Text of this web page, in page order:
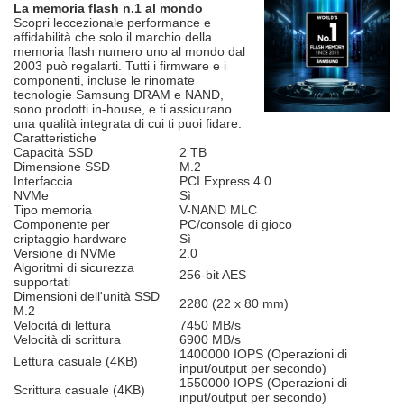
La memoria flash n.1 al mondo
Scopri leccezionale performance e
affidabilità che solo il marchio della
memoria flash numero uno al mondo dal
2003 può regalarti. Tutti i firmware e i
componenti, incluse le rinomate
tecnologie Samsung DRAM e NAND,
sono prodotti in-house, e ti assicurano
una qualità integrata di cui ti puoi fidare.
Caratteristiche
Capacità SSD
2 TB
Dimensione SSD
M.2
Interfaccia
PCI Express 4.0
NVMe
Sì
Tipo memoria
V-NAND MLC
Componente per
PC/console di gioco
criptaggio hardware
Sì
Versione di NVMe
2.0
Algoritmi di sicurezza
supportati
256-bit AES
Dimensioni dell'unità SSD
M.2
2280 (22 x 80 mm)
Velocità di lettura
7450 MB/s
Velocità di scrittura
6900 MB/s
Lettura casuale (4KB)
1400000 IOPS (Operazioni di
input/output per secondo)
Scrittura casuale (4KB)
1550000 IOPS (Operazioni di
input/output per secondo)